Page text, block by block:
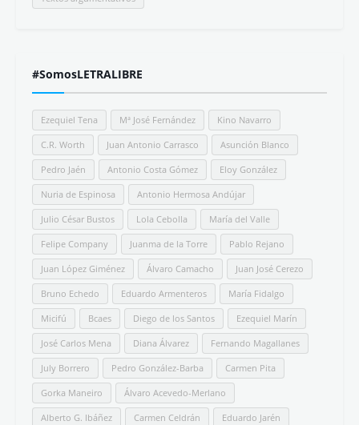
#SomosLETRALIBRE
Ezequiel Tena Mª José Fernández Kino Navarro
C.R. Worth Juan Antonio Carrasco Asunción Blanco
Pedro Jaén Antonio Costa Gómez Eloy González
Nuria de Espinosa Antonio Hermosa Andújar
Julio César Bustos Lola Cebolla María del Valle
Felipe Company Juanma de la Torre Pablo Rejano
Juan López Giménez Álvaro Camacho Juan José Cerezo
Bruno Echedo Eduardo Armenteros María Fidalgo
Micifú Bcaes Diego de los Santos Ezequiel Marín
José Carlos Mena Diana Álvarez Fernando Magallanes
July Borrero Pedro González-Barba Carmen Pita
Gorka Maneiro Álvaro Acevedo-Merlano
Alberto G. Ibáñez Carmen Celdrán Eduardo Jarén